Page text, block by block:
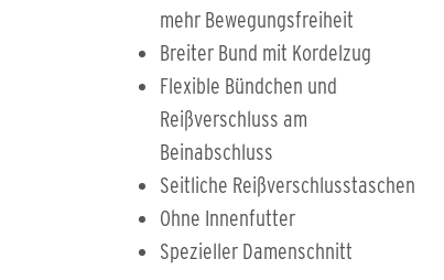
mehr Bewegungsfreiheit
Breiter Bund mit Kordelzug
Flexible Bündchen und
Reißverschluss am
Beinabschluss
Seitliche Reißverschlusstaschen
Ohne Innenfutter
Spezieller Damenschnitt